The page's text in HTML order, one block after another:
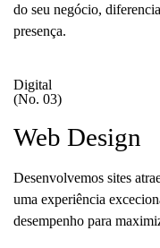
do seu negócio,
presença.
Digital
(No. 03)
Web Design
Desenvolvemos sites
uma experiência
desempenho para